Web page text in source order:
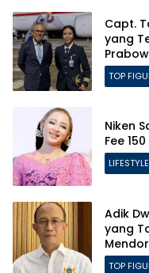
Capt.
yang
TOP
Niken
Fee
LIFESTYLE
Adik
yang
TOP